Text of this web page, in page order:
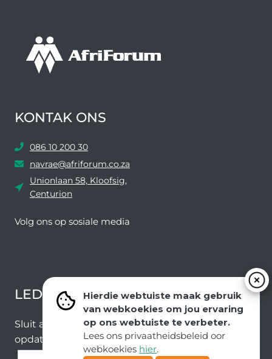
Hierdie webtuiste maak gebruik
van webkoekies om jou ervaring
op ons webtuiste te verbeter.
Lees ons privaatheidsbeleid oor
webkoekies hier.
KONTAK ONS
086 10 200 30
navrae@afriforum.co.za
Unionlaan 58, Kloofsig,
Centurion
Volg ons ​​op sosiale media
LEDEVOORDELE NUUSBRIEF
Sluit aan by ons e-poslys om die nuutste nuus en
opdaterings van ons span te ontvang.